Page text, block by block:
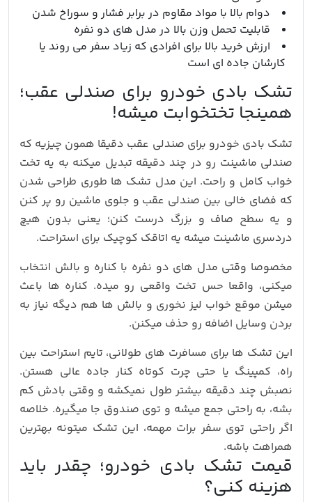
دوام بالا با مواد مقاوم در برابر فشار و سوراخ شدن
قابلیت تحمل وزن بالا در مدل های دو نفره
ارزش خرید بالا برای افرادی که زیاد سفر می روند یا
کارشان جاده ای است
تشک بادی خودرو برای صندلی عقب؛
همینجا تختخوابت میشه!‌
تشک بادی خودرو برای صندلی عقب دقیقا همون چیزیه که
صندلی ماشینت رو در چند دقیقه تبدیل میکنه به یه تخت
خواب کامل و راحت. این مدل تشک ها طوری طراحی شدن
که فضای خالی بین صندلی عقب و جلوی ماشین رو پر کنن
و یه سطح صاف و بزرگ درست کنن؛ یعنی بدون هیچ
دردسری ماشینت میشه یه اتاقک کوچیک برای استراحت.
مخصوصا وقتی مدل های دو نفره با کناره و بالش انتخاب
میکنی، واقعا حس تخت واقعی رو میده. کناره ها باعث
میشن موقع خواب لیز نخوری و بالش ها هم دیگه نیاز به
بردن وسایل اضافه رو حذف میکنن.
این تشک ها برای مسافرت های طولانی، تایم استراحت بین
راه، کمپینگ یا حتی چرت کوتاه کنار جاده عالی هستن.
نصبش چند دقیقه بیشتر طول نمیکشه و وقتی بادش کم
بشه، به راحتی جمع میشه و توی صندوق جا میگیره. خلاصه
اگر راحتی توی سفر برات مهمه، این تشک میتونه بهترین
همراهت باشه.
قیمت تشک بادی خودرو؛ چقدر باید
هزینه کنی؟